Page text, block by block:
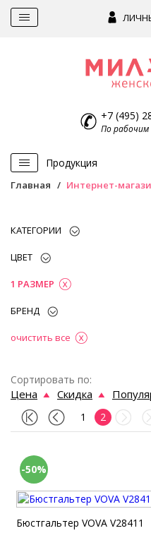
+7 (495)
По рабочим
Продукция
Главная Интернет-
КАТЕГОРИИ
ЦВЕТ
1 РАЗМЕР
БРЕНД
очистить все
Сортировать по:
Цена Скидка
1 2
-50%
Бюстгальтер VOVA V28411